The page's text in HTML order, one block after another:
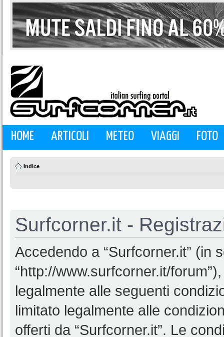
HOME ARTICOLI METEO VIAGGI FOTO
Indice
Surfcorner.it -
Accedendo a “Surfcorner.it” (in
“http://www.surfcorner.it/
legalmente alle seguenti
limitato legalmente alle
offerti da “Surfcorner.it”. Le